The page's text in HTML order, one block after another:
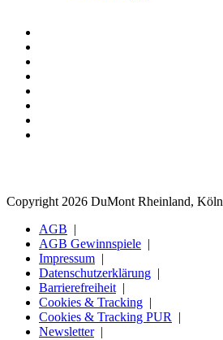
Copyright 2026 DuMont Rheinland, Köln
AGB
AGB Gewinnspiele
Impressum
Datenschutzerklärung
Barrierefreiheit
Cookies & Tracking
Cookies & Tracking PUR
Newsletter